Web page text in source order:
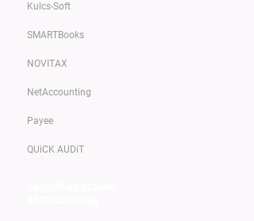
Kulcs-Soft
SMARTBooks
NOVITAX
NetAccounting
Payee
QUiCK AUDiT